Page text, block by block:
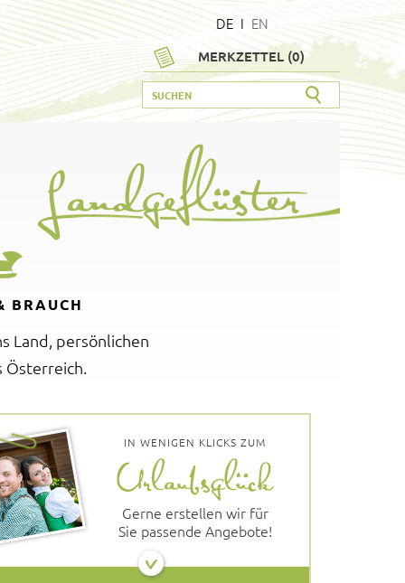
BRAUCH
Land, persönlichen
Österreich.
IN WENIGEN KLICKS ZUM
Gerne erstellen wir für
Sie passende Angebote!
DE I EN
MERKZETTEL (0)